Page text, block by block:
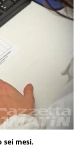
sei mesi.